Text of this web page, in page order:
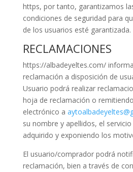
https, por tanto, garantizamos
condiciones de seguridad para
de los usuarios esté garantizada.
RECLAMACIONES
https://albadeyeltes.com/
reclamación a disposición de
Usuario podrá realizar
hoja de reclamación o
electrónico a
su nombre y apellidos, el
adquirido y exponiendo los
El usuario/comprador podrá
reclamación, bien a través de